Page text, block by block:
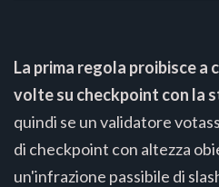
La prima regola proibisce a
volte su checkpoint con la
quindi se un validatore
di checkpoint con altezza
un'infrazione passibile di